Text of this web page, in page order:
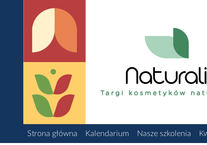
Strona główna Kalendarium Nasze szkolenia